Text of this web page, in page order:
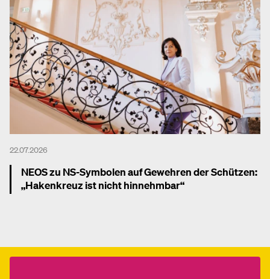
22.07.2026
NEOS zu NS-Symbolen auf Gewehren der Schützen:
„Hakenkreuz ist nicht hinnehmbar“